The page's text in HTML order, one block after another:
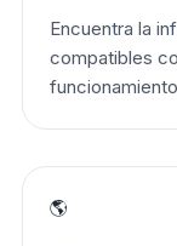
Encuentra la
compatibles
🌎